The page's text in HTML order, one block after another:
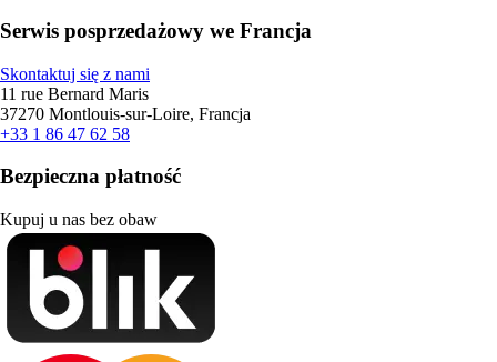
Serwis posprzedażowy we Francja
Skontaktuj się z nami
11 rue Bernard Maris
37270 Montlouis-sur-Loire, Francja
+33 1 86 47 62 58
Bezpieczna płatność
Kupuj u nas bez obaw